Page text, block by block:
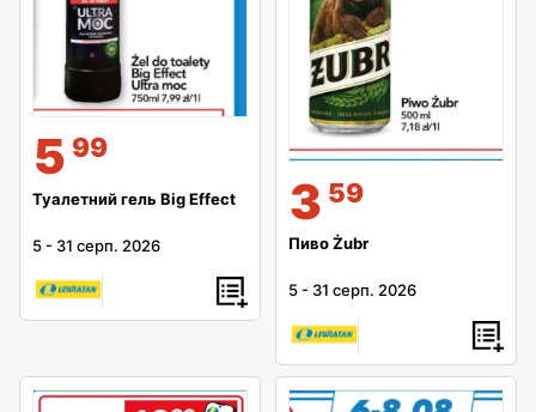
5 99
Туалетний гель Big Effect
5 - 31 серп. 2026
3 59
Пиво Żubr
5 - 31 серп. 2026